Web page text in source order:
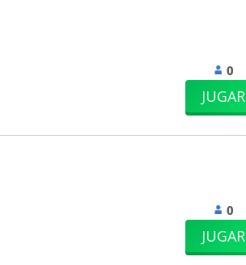
0
JUGAR
0
JUGAR